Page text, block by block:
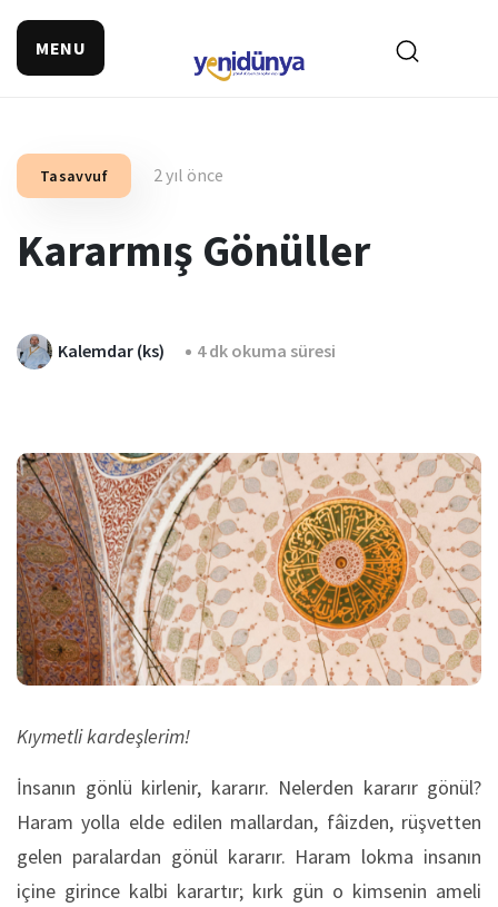
MENU
Tasavvuf 2 yıl önce
Kararmış Gönüller
Kalemdar (ks) 4 dk okuma süresi
Kıymetli kardeşlerim!
İnsanın gönlü kirlenir, kararır. Nelerden kararır gönül?
Haram yolla elde edilen mallardan, fâizden, rüşvetten
gelen paralardan gönül kararır. Haram lokma insanın
içine girince kalbi karartır; kırk gün o kimsenin ameli